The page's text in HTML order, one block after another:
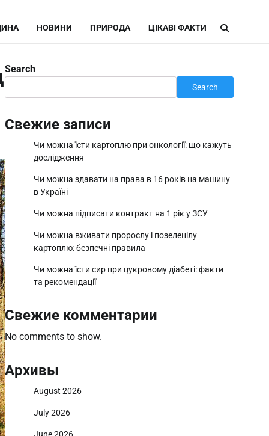
НОВИНИ ПРИРОДА ЦІКАВІ ФАКТИ
Search
Search
Свежие записи
Чи можна їсти картоплю при онкології: що кажуть
дослідження
Чи можна здавати на права в 16 років на машину
в Україні
Чи можна підписати контракт на 1 рік у ЗСУ
Чи можна вживати пророслу і позеленілу
картоплю: безпечні правила
Чи можна їсти сир при цукровому діабеті: факти
та рекомендації
Свежие комментарии
No comments to show.
Архивы
August 2026
July 2026